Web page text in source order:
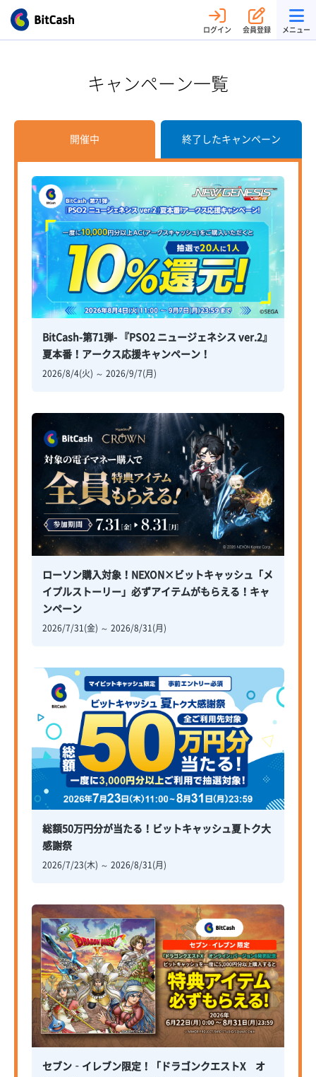
ログイン 会員登録 メニュー
キャンペーン一覧
開催中 終了したキャンペーン
BitCash-第71弾- 『PSO2 ニュージェネシス ver.2』
夏本番！アークス応援キャンペーン！
2026/8/4(火) ～ 2026/9/7(月)
ローソン購入対象！NEXON×ビットキャッシュ「メ
イプルストーリー」必ずアイテムがもらえる！キャ
ンペーン
2026/7/31(金) ～ 2026/8/31(月)
総額50万円分が当たる！ビットキャッシュ夏トク大
感謝祭
2026/7/23(木) ～ 2026/8/31(月)
セブン‐イレブン限定！「ドラゴンクエストX オ